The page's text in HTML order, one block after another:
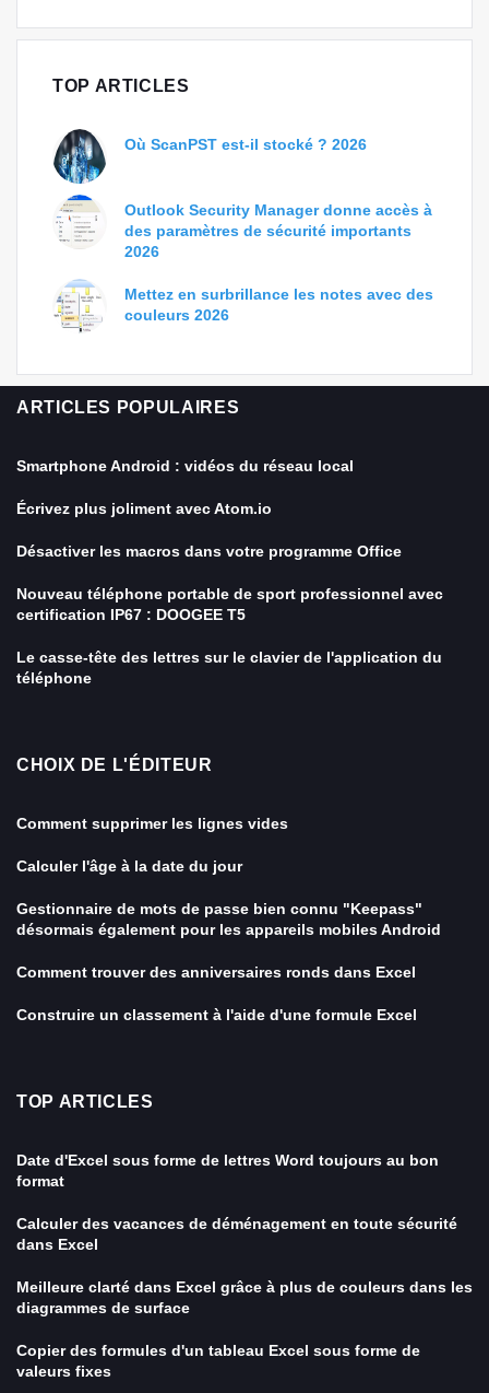
TOP ARTICLES
Où ScanPST est-il stocké ? 2026
Outlook Security Manager donne accès à
des paramètres de sécurité importants
2026
Mettez en surbrillance les notes avec des
couleurs 2026
ARTICLES POPULAIRES
Smartphone Android : vidéos du réseau local
Écrivez plus joliment avec Atom.io
Désactiver les macros dans votre programme Office
Nouveau téléphone portable de sport professionnel avec
certification IP67 : DOOGEE T5
Le casse-tête des lettres sur le clavier de l'application du
téléphone
CHOIX DE L'ÉDITEUR
Comment supprimer les lignes vides
Calculer l'âge à la date du jour
Gestionnaire de mots de passe bien connu "Keepass"
désormais également pour les appareils mobiles Android
Comment trouver des anniversaires ronds dans Excel
Construire un classement à l'aide d'une formule Excel
TOP ARTICLES
Date d'Excel sous forme de lettres Word toujours au bon
format
Calculer des vacances de déménagement en toute sécurité
dans Excel
Meilleure clarté dans Excel grâce à plus de couleurs dans les
diagrammes de surface
Copier des formules d'un tableau Excel sous forme de
valeurs fixes